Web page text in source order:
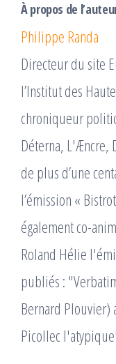
À propos de
Philippe Randa
Directeur du site
l’Institut des
chroniqueur
Déterna, L'Æncre,
de plus d’une
l’émission «
également co-
Roland Hélie
publiés :
Bernard Plouvier)
Picollec